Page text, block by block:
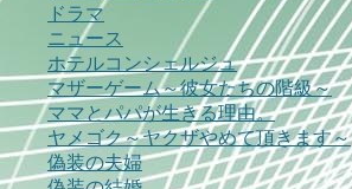
ドラマ
ニュース
ホテルコンシェルジュ
マザーゲーム～彼女たちの階級～
ママとパパが生きる理由。
ヤメゴク～ヤクザやめて頂きます～
偽装の夫婦